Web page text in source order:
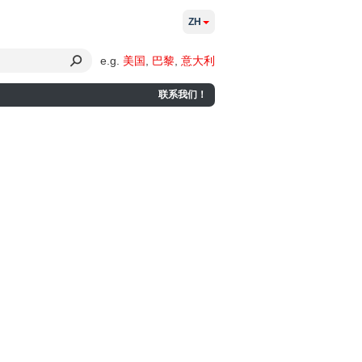
e.g. 美国 巴黎 意大利
联系我们！
ZH